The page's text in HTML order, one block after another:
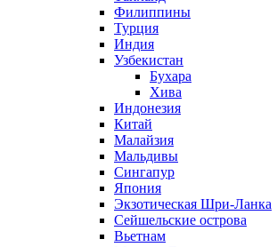
Филиппины
Турция
Индия
Узбекистан
Бухара
Хива
Индонезия
Китай
Малайзия
Мальдивы
Сингапур
Япония
Экзотическая Шри-Ланка
Сейшельские острова
Вьетнам